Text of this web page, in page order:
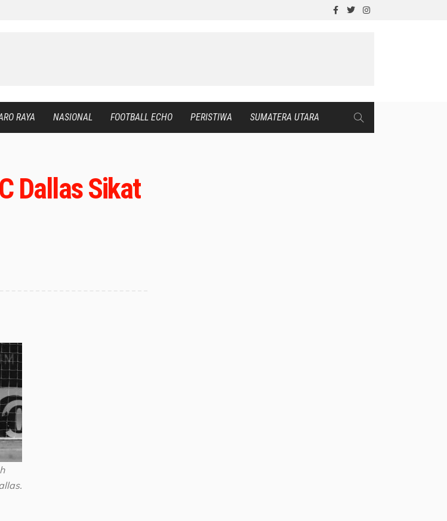
RAYA NASIONAL FOOTBALL ECHO PERISTIWA SUMATERA UTARA
Dallas Sikat